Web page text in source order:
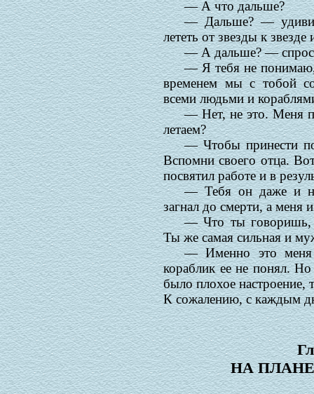
— А что дальше?
— Дальше? —
лететь от звезды к
— А дальше? —
— Я тебя не
временем мы с тобой
всеми людьми и
— Нет, не это. Меня
летаем?
— Чтобы принести
Вспомни своего отца.
посвятил работе и в
— Тебя он даже и
загнал до смерти, а меня
— Что ты говоришь,
Ты же самая сильная и
— Именно это меня
кораблик ее не понял.
было плохое настроение,
К сожалению, с каждым
НА